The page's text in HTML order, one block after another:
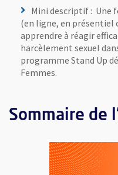
Mini descriptif : Une
(en ligne, en présentiel
apprendre à réagir
harcèlement sexuel
programme Stand Up
Femmes.
Sommaire de